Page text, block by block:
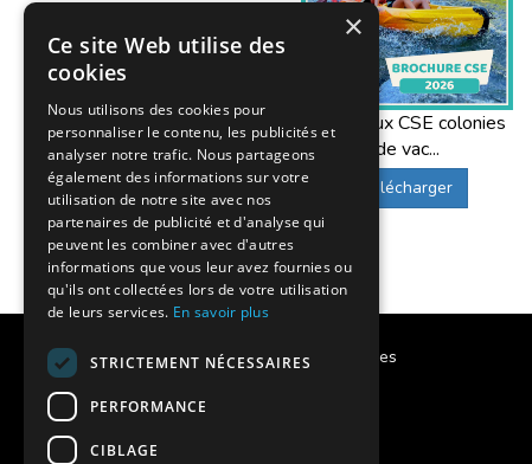
Offres aux CSE colonies
de vac...
Télécharger
Calendrier des vacances scolaires
Notre histoire
Notre engagement
×
Ce site Web utilise des
cookies
Nous utilisons des cookies pour
personnaliser le contenu, les publicités et
analyser notre trafic. Nous partageons
également des informations sur votre
utilisation de notre site avec nos
partenaires de publicité et d'analyse qui
peuvent les combiner avec d'autres
informations que vous leur avez fournies ou
qu'ils ont collectées lors de votre utilisation
de leurs services. En savoir plus
STRICTEMENT NÉCESSAIRES
PERFORMANCE
CIBLAGE